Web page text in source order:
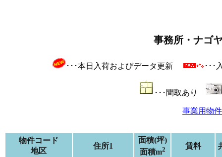
事務所・ナゴ
･･･本日入荷およびデータ更新 ･･･
･･･間取あり
事業用物
物件コード
地区
住所1
面積(坪)
面積m2 賃料